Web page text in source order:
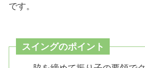
です。
スイングのポイント